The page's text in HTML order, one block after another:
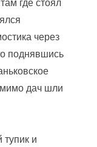
через
поднявшись
дач шли
и